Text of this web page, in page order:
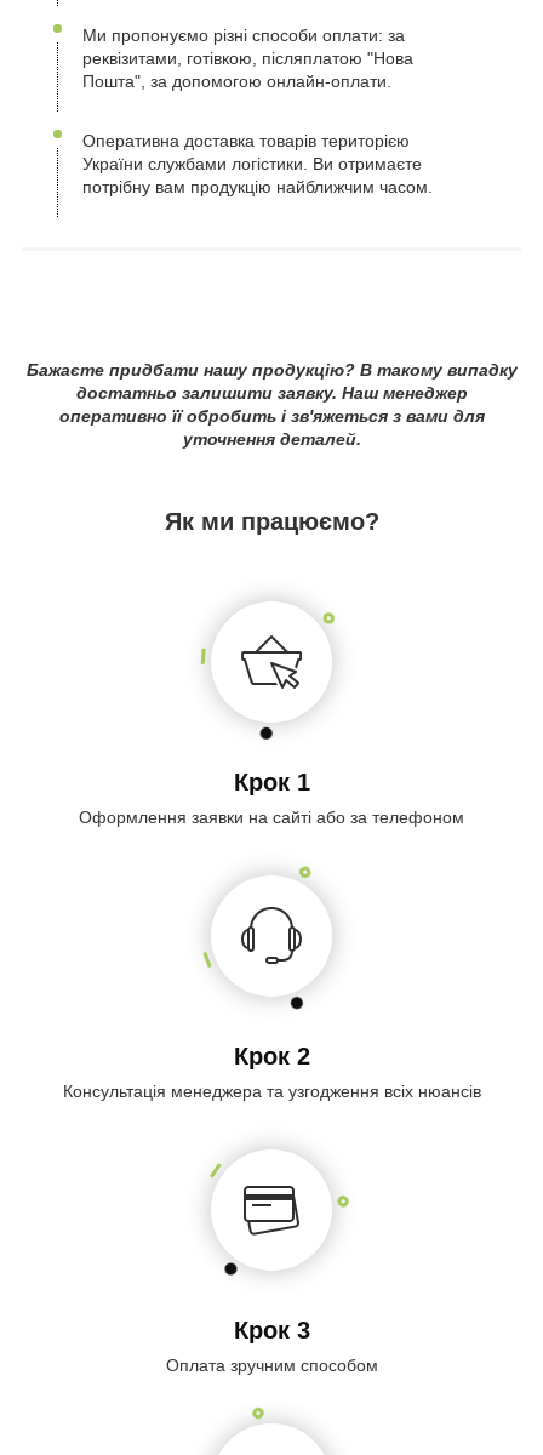
Ми пропонуємо різні способи оплати: за
реквізитами, готівкою, післяплатою "Нова
Пошта", за допомогою онлайн-оплати.
Оперативна доставка товарів територією
України службами логістики. Ви отримаєте
потрібну вам продукцію найближчим часом.
Бажаєте придбати нашу продукцію? В такому випадку
достатньо залишити заявку. Наш менеджер
оперативно її обробить і зв'яжеться з вами для
уточнення деталей.
Як ми працюємо?
Крок 1
Оформлення заявки на сайті або за телефоном
Крок 2
Консультація менеджера та узгодження всіх нюансів
Крок 3
Оплата зручним способом